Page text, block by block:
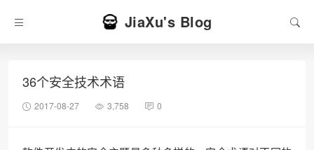
JiaXu's Blog
36个安全技术术语
2017-08-27 3,758 0